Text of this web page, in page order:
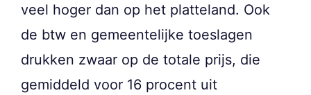
veel hoger dan op het platteland. Ook
de btw en gemeentelijke toeslagen
drukken zwaar op de totale prijs, die
gemiddeld voor 16 procent uit